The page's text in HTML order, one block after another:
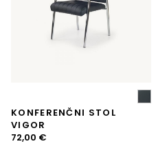
KONFERENČNI STOL
VIGOR
72,00 €